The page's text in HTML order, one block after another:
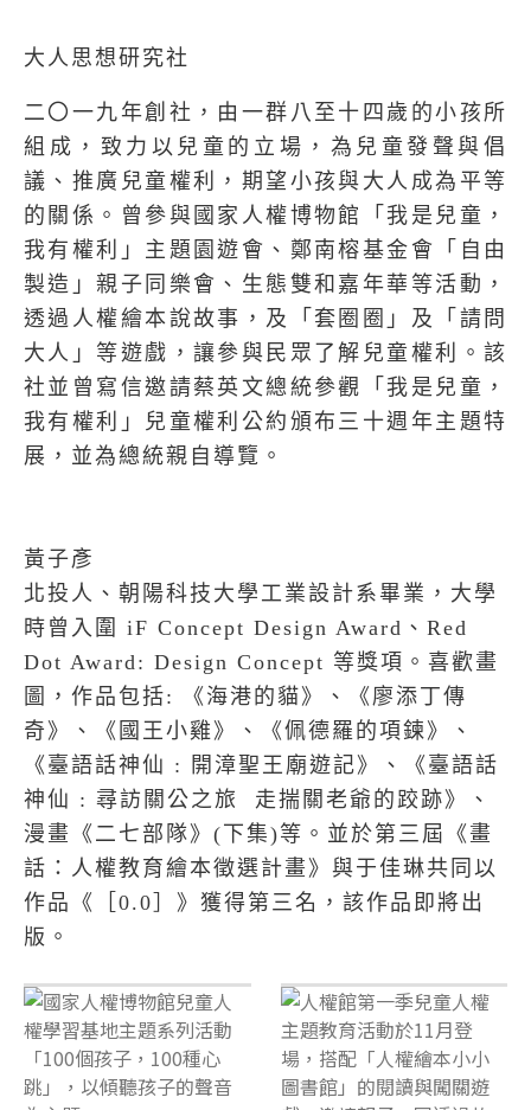
大人思想研究社
二〇一九年創社，由一群八至十四歲的小孩所
組成，致力以兒童的立場，為兒童發聲與倡
議、推廣兒童權利，期望小孩與大人成為平等
的關係。曾參與國家人權博物館「我是兒童，
我有權利」主題園遊會、鄭南榕基金會「自由
製造」親子同樂會、生態雙和嘉年華等活動，
透過人權繪本說故事，及「套圈圈」及「請問
大人」等遊戲，讓參與民眾了解兒童權利。該
社並曾寫信邀請蔡英文總統參觀「我是兒童，
我有權利」兒童權利公約頒布三十週年主題特
展，並為總統親自導覽。
黃子彥
北投人、朝陽科技大學工業設計系畢業，大學
時曾入圍 iF Concept Design Award、Red
Dot Award: Design Concept 等獎項。喜歡畫
圖，作品包括: 《海港的貓》、《廖添丁傳
奇》、《國王小雞》、《佩德羅的項鍊》、
《臺語話神仙 : 開漳聖王廟遊記》、《臺語話
神仙 : 尋訪關公之旅 走揣關老爺的跤跡》、
漫畫《二七部隊》(下集)等。並於第三屆《畫
話：人權教育繪本徵選計畫》與于佳琳共同以
作品《［0.0］》獲得第三名，該作品即將出
版。